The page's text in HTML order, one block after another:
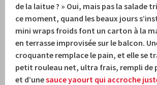
de la laitue ? » Oui, mais pas la salade
ce moment, quand les beaux jours
mini wraps froids font un carton à la
en terrasse improvisée sur le balcon.
croquante remplace le pain, et elle se
petit rouleau net, ultra frais, rempli de
et d’unesauce yaourt qui accroche